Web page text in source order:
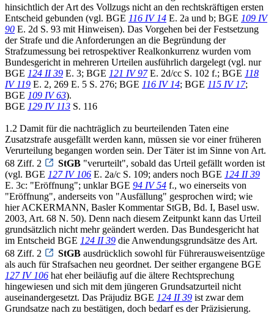
hinsichtlich der Art des Vollzugs nicht an den rechtskräftigen ersten
Entscheid gebunden (vgl. BGE 116 IV 14 E. 2a und b; BGE 109 IV
90 E. 2d S. 93 mit Hinweisen). Das Vorgehen bei der Festsetzung
der Strafe und die Anforderungen an die Begründung der
Strafzumessung bei retrospektiver Realkonkurrenz wurden vom
Bundesgericht in mehreren Urteilen ausführlich dargelegt (vgl. nur
BGE 124 II 39 E. 3; BGE 121 IV 97E. 2d/cc S. 102 f.; BGE 118
IV 119 E. 2, 269 E. 5 S. 276; BGE 116 IV 14; BGE 115 IV 17;
BGE 109 IV 63).
BGE 129 IV 113 S. 116
1.2 Damit für die nachträglich zu beurteilenden Taten eine
Zusatzstrafe ausgefällt werden kann, müssen sie vor einer früheren
Verurteilung begangen worden sein. Der Täter ist im Sinne von Art.
68 Ziff. 2
StGB "verurteilt", sobald das Urteil gefällt worden ist
(vgl. BGE 127 IV 106 E. 2a/c S. 109; anders noch BGE 124 II 39
E. 3c: "Eröffnung"; unklar BGE 94 IV 54 f., wo einerseits von
"Eröffnung", anderseits von "Ausfällung" gesprochen wird; wie
hier ACKERMANN, Basler Kommentar StGB, Bd. I, Basel usw.
2003, Art. 68 N. 50). Denn nach diesem Zeitpunkt kann das Urteil
grundsätzlich nicht mehr geändert werden. Das Bundesgericht hat
im Entscheid BGE 124 II 39 die Anwendungsgrundsätze des Art.
68 Ziff. 2
StGB ausdrücklich sowohl für Führerausweisentzüge
als auch für Strafsachen neu geordnet. Der seither ergangene BGE
127 IV 106 hat eher beiläufig auf die ältere Rechtsprechung
hingewiesen und sich mit dem jüngeren Grundsatzurteil nicht
auseinandergesetzt. Das Präjudiz BGE 124 II 39 ist zwar dem
Grundsatze nach zu bestätigen, doch bedarf es der Präzisierung.